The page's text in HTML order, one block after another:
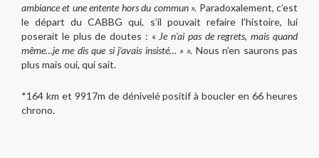
ambiance et une entente hors du commun ». Paradoxalement, c’est
le départ du CABBG qui, s’il pouvait refaire l’histoire, lui
poserait le plus de doutes : « Je n’ai pas de regrets, mais quand
même…je me dis que si j’avais insisté… » ». Nous n’en saurons pas
plus mais oui, qui sait.
*164 km et 9917m de dénivelé positif à boucler en 66 heures
chrono.